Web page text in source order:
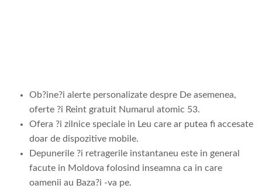
Ob?ine?i alerte personalizate despre De asemenea,
oferte ?i Reint gratuit Numarul atomic 53.
Ofera ?i zilnice speciale in Leu care ar putea fi accesate
doar de dispozitive mobile.
Depunerile ?i retragerile instantaneu este in general
facute in Moldova folosind inseamna ca in care
oamenii au Baza?i -va pe.